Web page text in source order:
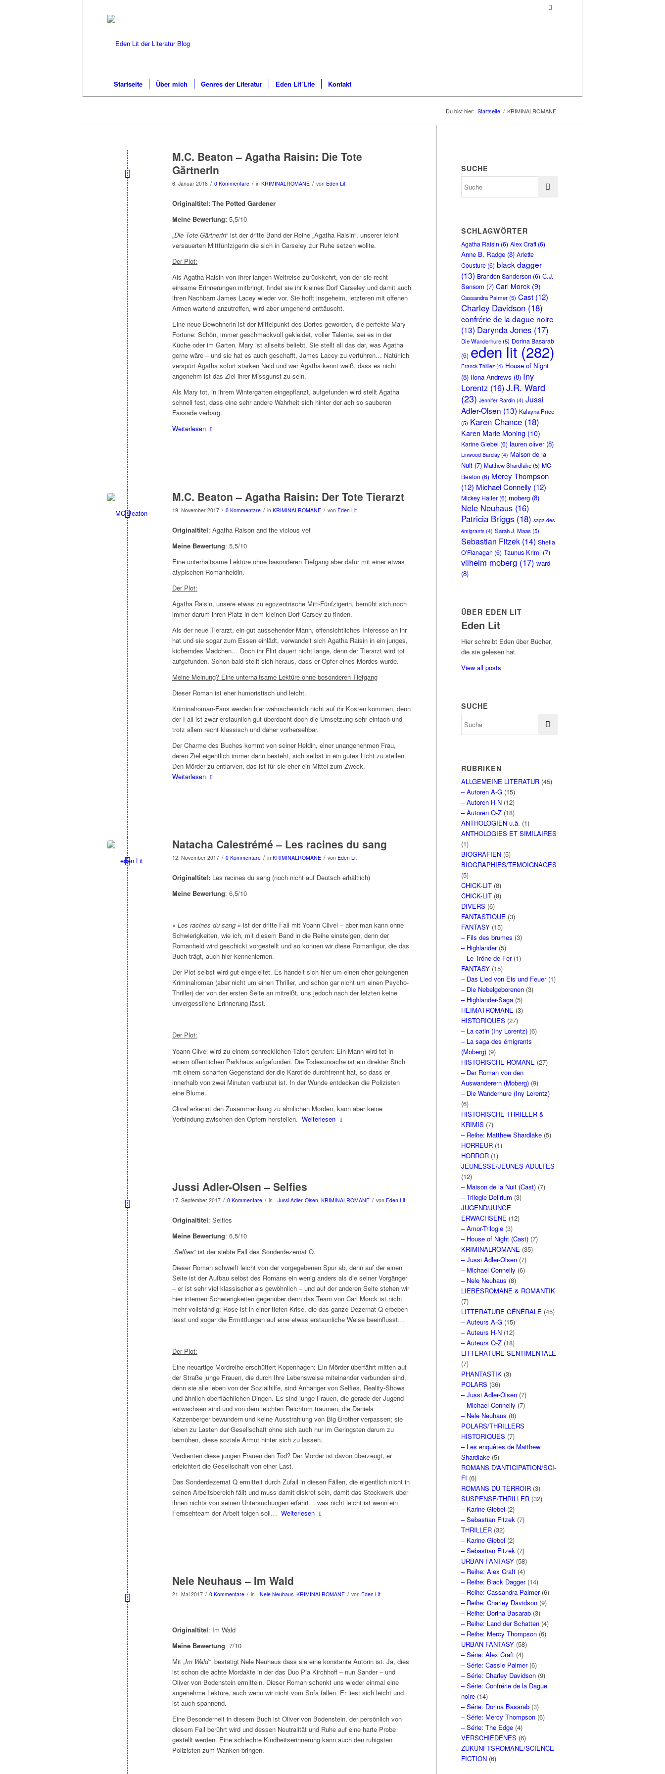
Startseite Über mich Genres der Literatur Eden Lit’Life Kontakt
Du bist hier: Startseite / KRIMINALROMANE
M.C. Beaton – Agatha Raisin: Die Tote
Gärtnerin
6. Januar 2018 / 0 Kommentare / in KRIMINALROMANE / von Eden Lit
Originaltitel: The Potted Gardener
Meine Bewertung: 5,5/10
„Die Tote Gärtnerin“ ist der dritte Band der Reihe „Agatha Raisin“, unserer leicht
versauerten Mittfünfzigerin die sich in Carseley zur Ruhe setzen wollte.
Der Plot:
Als Agatha Raisin von Ihrer langen Weltreise zurückkehrt, von der sie recht
einsame Erinnerungen mitbringt, findet sie ihr kleines Dorf Carseley und damit auch
ihren Nachbarn James Lacey wieder vor. Sie hofft insgeheim, letzteren mit offenen
Armen wartend anzutreffen, wird aber umgehend enttäuscht.
Eine neue Bewohnerin ist der Mittelpunkt des Dorfes geworden, die perfekte Mary
Fortune: Schön, immer geschmackvoll gekleidet, voller Talente, sei es in der
Küche oder im Garten. Mary ist allseits beliebt. Sie stellt all das dar, was Agatha
gerne wäre – und sie hat es auch geschafft, James Lacey zu verführen… Natürlich
verspürt Agatha sofort starken Neid und wer Agatha kennt weiß, dass es nicht
angenehm ist das Ziel ihrer Missgunst zu sein.
Als Mary tot, in ihrem Wintergarten eingepflanzt, aufgefunden wird stellt Agatha
schnell fest, dass eine sehr andere Wahrheit sich hinter der ach so sauberen
Fassade verbarg.
Weiterlesen
M.C. Beaton – Agatha Raisin: Der Tote Tierarzt
19. November 2017 / 0 Kommentare / in KRIMINALROMANE / von Eden Lit
Originaltitel: Agatha Raison and the vicious vet
Meine Bewertung: 5,5/10
Eine unterhaltsame Lektüre ohne besonderen Tiefgang aber dafür mit einer etwas
atypischen Romanheldin.
Der Plot:
Agatha Raisin, unsere etwas zu egozentrische Mitt-Fünfzigerin, bemüht sich noch
immer darum ihren Platz in dem kleinen Dorf Carsey zu finden.
Als der neue Tierarzt, ein gut aussehender Mann, offensichtliches Interesse an ihr
hat und sie sogar zum Essen einlädt, verwandelt sich Agatha Raisin in ein junges,
kicherndes Mädchen… Doch ihr Flirt dauert nicht lange, denn der Tierarzt wird tot
aufgefunden. Schon bald stellt sich heraus, dass er Opfer eines Mordes wurde.
Meine Meinung? Eine unterhaltsame Lektüre ohne besonderen Tiefgang
Dieser Roman ist eher humoristisch und leicht.
Kriminalroman-Fans werden hier wahrscheinlich nicht auf ihr Kosten kommen, denn
der Fall ist zwar erstaunlich gut überdacht doch die Umsetzung sehr einfach und
trotz allem recht klassisch und daher vorhersehbar.
Der Charme des Buches kommt von seiner Heldin, einer unangenehmen Frau,
deren Ziel eigentlich immer darin besteht, sich selbst in ein gutes Licht zu stellen.
Den Mörder zu entlarven, das ist für sie eher ein Mittel zum Zweck.
Weiterlesen
Natacha Calestrémé – Les racines du sang
12. November 2017 / 0 Kommentare / in KRIMINALROMANE / von Eden Lit
Originaltitel: Les racines du sang (noch nicht auf Deutsch erhältlich)
Meine Bewertung: 6,5/10
« Les racines du sang » ist der dritte Fall mit Yoann Clivel – aber man kann ohne
Schwierigkeiten, wie ich, mit diesem Band in die Reihe einsteigen, denn der
Romanheld wird geschickt vorgestellt und so können wir diese Romanfigur, die das
Buch trägt, auch hier kennenlernen.
Der Plot selbst wird gut eingeleitet. Es handelt sich hier um einen eher gelungenen
Kriminalroman (aber nicht um einen Thriller, und schon gar nicht um einen Psycho-
Thriller) der von der ersten Seite an mitreißt, uns jedoch nach der letzten keine
unvergessliche Erinnerung lässt.
Der Plot:
Yoann Clivel wird zu einem schrecklichen Tatort gerufen: Ein Mann wird tot in
einem öffentlichen Parkhaus aufgefunden. Die Todesursache ist ein direkter Stich
mit einem scharfen Gegenstand der die Karotide durchtrennt hat, so dass er
innerhalb von zwei Minuten verblutet ist. In der Wunde entdecken die Polizisten
eine Blume.
Clivel erkennt den Zusammenhang zu ähnlichen Morden, kann aber keine
Verbindung zwischen den Opfern herstellen. Weiterlesen
Jussi Adler-Olsen – Selfies
17. September 2017 / 0 Kommentare / in - Jussi Adler-Olsen KRIMINALROMANE / von Eden Lit
Originaltitel: Selfies
Meine Bewertung: 6,5/10
„Selfies“ ist der siebte Fall des Sonderdezernat Q.
Dieser Roman schweift leicht von der vorgegebenen Spur ab, denn auf der einen
Seite ist der Aufbau selbst des Romans ein wenig anders als die seiner Vorgänger
– er ist sehr viel klassischer als gewöhnlich – und auf der anderen Seite stehen wir
hier internen Schwierigkeiten gegenüber denn das Team von Carl Mørck ist nicht
mehr vollständig: Rose ist in einer tiefen Krise, die das ganze Dezernat Q erbeben
lässt und sogar die Ermittlungen auf eine etwas erstaunliche Weise beeinflusst…
Der Plot:
Eine neuartige Mordreihe erschüttert Kopenhagen: Ein Mörder überfährt mitten auf
der Straße junge Frauen, die durch Ihre Lebensweise miteinander verbunden sind,
denn sie alle leben von der Sozialhilfe, sind Anhänger von Selfies, Reality-Shows
und ähnlich oberflächlichen Dingen. Es sind junge Frauen, die gerade der Jugend
entwachsen sind und von dem leichten Reichtum träumen, die Daniela
Katzenberger bewundern und keine Ausstrahlung von Big Brother verpassen; sie
leben zu Lasten der Gesellschaft ohne sich auch nur im Geringsten darum zu
bemühen, diese soziale Armut hinter sich zu lassen.
Verdienten diese jungen Frauen den Tod? Der Mörder ist davon überzeugt, er
erleichtert die Gesellschaft von einer Last.
Das Sonderdezernat Q ermittelt durch Zufall in diesen Fällen, die eigentlich nicht in
seinen Arbeitsbereich fällt und muss damit diskret sein, damit das Stockwerk über
ihnen nichts von seinen Untersuchungen erfährt… was nicht leicht ist wenn ein
Fernsehteam der Arbeit folgen soll… Weiterlesen
Nele Neuhaus – Im Wald
21. Mai 2017 / 0 Kommentare / in - Nele Neuhaus, KRIMINALROMANE / von Eden Lit
Originaltitel: Im Wald
Meine Bewertung: 7/10
Mit „Im Wald“bestätigt Nele Neuhaus dass sie eine konstante Autorin ist. Ja, dies
ist schon die achte Mordakte in der das Duo Pia Kirchhoff – nun Sander – und
Oliver von Bodenstein ermitteln. Dieser Roman schenkt uns wieder einmal eine
angenehme Lektüre, auch wenn wir nicht vom Sofa fallen. Er liest sich leicht und
ist auch spannend.
Eine Besonderheit in diesem Buch ist Oliver von Bodenstein, der persönlich von
diesem Fall berührt wird und dessen Neutralität und Ruhe auf eine harte Probe
gestellt werden. Eine schlechte Kindheitserinnerung kann auch den ruhigsten
Polizisten zum Wanken bringen.
SUCHE
SCHLAGWÖRTER
Agatha Raisin (6) Alex Craft (6)
Anne B. Radge (8) Arlette
Cousture (6) black dagger
(13) Brandon Sanderson (6) C.J.
Sansom (7) Carl Morck (9)
Cassandra Palmer(5) Cast (12)
Charley Davidson (18)
confrérie de la dague noire
(13) Darynda Jones (17)
Die Wanderhure(5) Dorina Basarab
(6) eden lit (282)
Franck Thilliez (4) House of Night
(8) Ilona Andrews (8) Iny
Lorentz (16)J.R. Ward
(23) Jennifer Rardin (4) Jussi
Adler-Olsen (13) Kalayna Price
(5) Karen Chance (18)
Karen Marie Moning (10)
Karine Giebel (6) lauren oliver(8)
Linwood Barclay (4) Maison de la
Nuit (7) Matthew Shardlake(5) MC
Beaton (6) Mercy Thompson
(12) Michael Connelly (12)
Mickey Haller (6) moberg (8)
Nele Neuhaus (16)
Patricia Briggs (18) saga des
émigrants (4) Sarah J. Maas(5)
Sebastian Fitzek (14) Sheila
O'Flanagan (6) Taunus Krimi (7)
vilhelm moberg (17) ward
(8)
ÜBER EDEN LIT
Eden Lit
Hier schreibt Eden über Bücher,
die sie gelesen hat.
View all posts
SUCHE
RUBRIKEN
ALLGEMEINE LITERATUR (45)
– Autoren A-G (15)
– Autoren H-N (12)
– Autoren O-Z (18)
ANTHOLOGIEN u.ä. (1)
ANTHOLOGIES ET SIMILAIRES
(1)
BIOGRAFIEN (5)
BIOGRAPHIES/TEMOIGNAGES
(5)
CHICK-LIT (8)
CHICK-LIT (8)
DIVERS (6)
FANTASTIQUE (3)
FANTASY (15)
– Fils des brumes (3)
– Highlander(5)
– Le Trône de Fer(1)
FANTASY (15)
– Das Lied von Eis und Feuer(1)
– Die Nebelgeborenen (3)
– Highlander-Saga (5)
HEIMATROMANE (3)
HISTORIQUES (27)
– La catin (Iny Lorentz) (6)
– La saga des émigrants
(Moberg) (9)
HISTORISCHE ROMANE (27)
– Der Roman von den
Auswanderern (Moberg) (9)
– Die Wanderhure (Iny Lorentz)
(6)
HISTORISCHE THRILLER &
KRIMIS (7)
– Reihe: Matthew Shardlake (5)
HORREUR (1)
HORROR (1)
JEUNESSE/JEUNES ADULTES
(12)
– Maison de la Nuit (Cast) (7)
– Trilogie Delirium (3)
JUGEND/JUNGE
ERWACHSENE (12)
– Amor-Trilogie (3)
– House of Night (Cast) (7)
KRIMINALROMANE (35)
– Jussi Adler-Olsen (7)
– Michael Connelly (6)
– Nele Neuhaus (8)
LIEBESROMANE & ROMANTIK
(7)
LITTERATURE GÉNÉRALE (45)
– Auteurs A-G (15)
– Auteurs H-N (12)
– Auteurs O-Z (18)
LITTERATURE SENTIMENTALE
(7)
PHANTASTIK (3)
POLARS (36)
– Jussi Adler-Olsen (7)
– Michael Connelly (7)
– Nele Neuhaus (8)
POLARS/THRILLERS
HISTORIQUES (7)
– Les enquêtes de Matthew
Shardlake (5)
ROMANS D'ANTICIPATION/SCI-
FI (6)
ROMANS DU TERROIR (3)
SUSPENSE/THRILLER (32)
– Karine Giebel (2)
– Sebastian Fitzek (7)
THRILLER (32)
– Karine Giebel (2)
– Sebastian Fitzek (7)
URBAN FANTASY (58)
– Reihe: Alex Craft (4)
– Reihe: Black Dagger(14)
– Reihe: Cassandra Palmer(6)
– Reihe: Charley Davidson (9)
– Reihe: Dorina Basarab (3)
– Reihe: Land der Schatten (4)
– Reihe: Mercy Thompson (6)
URBAN FANTASY (58)
– Série: Alex Craft (4)
– Série: Cassie Palmer(6)
– Série: Charley Davidson (9)
– Série: Confrérie de la Dague
noire (14)
– Série: Dorina Basarab (3)
– Série: Mercy Thompson (6)
– Série: The Edge (4)
VERSCHIEDENES (6)
ZUKUNFTSROMANE/SCIENCE
FICTION (6)